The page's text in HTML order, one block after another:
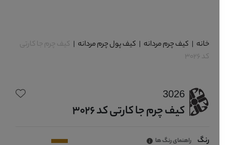
خانه | کیف چرم مردانه| کیف پول چرم مردانه| کیف چرم جا کارتی
کد 3026
3026
کیف چرم جا کارتی کد 3026
رنگ راهنمای رنگ ها